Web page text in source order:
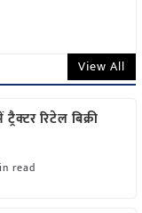
View All
रिटेल बिक्री
read